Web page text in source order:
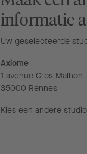
informatie
Uw geselecteerde
Axiome
1 avenue Gros Malhon
35000 Rennes
Kies een andere studio